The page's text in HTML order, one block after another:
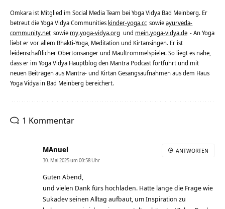
Omkara ist Mitglied im Social Media Team bei Yoga Vidya Bad Meinberg. Er
betreut die Yoga Vidya Communities kinder-yoga.cc sowieayurveda-
community.net sowie my.yoga-vidya.org und mein.yoga-vidya.de - An Yoga
liebt er vor allem Bhakti-Yoga, Meditation und Kirtansingen. Er ist
leidenschaftlicher Obertonsänger und Maultrommelspieler. So liegt es nahe,
dass er im Yoga Vidya Hauptblog den Mantra Podcast fortführt und mit
neuen Beiträgen aus Mantra- und Kirtan Gesangsaufnahmen aus dem Haus
Yoga Vidya in Bad Meinberg bereichert.
1 Kommentar
MAnuel
30. Mai 2025 um 00:58 Uhr
Guten Abend,
und vielen Dank fürs hochladen. Hatte lange die Frage wie
Sukadev seinen Alltag aufbaut, um Inspiration zu
ANTWORTEN